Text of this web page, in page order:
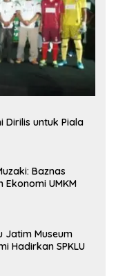
Dirilis untuk Piala
Baznas
UMKM
Jatim Museum
Hadirkan SPKLU